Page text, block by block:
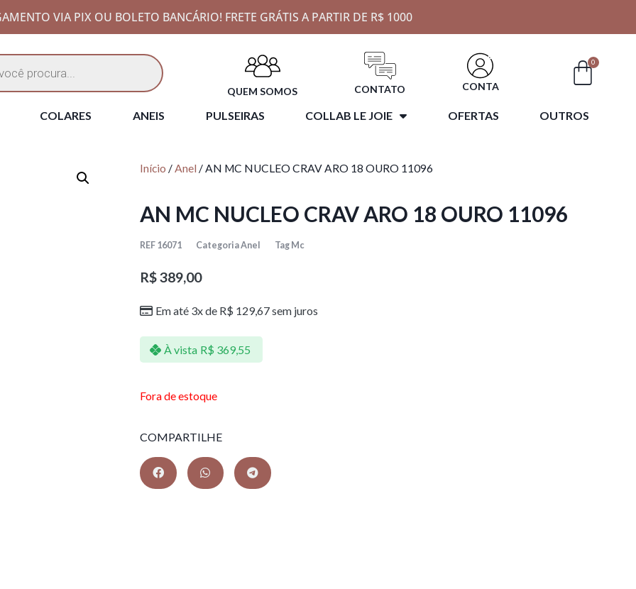
VIA PIX OU BOLETO BANCÁRIO! FRETE GRÁTIS A PARTIR DE R$ 1000
QUEM SOMOS CONTATO CONTA
0
COLARES ANEIS PULSEIRAS COLLAB LE JOIE OFERTAS OUTROS
Início /Anel / AN MC NUCLEO CRAV ARO 18 OURO 11096
AN MC NUCLEO CRAV ARO 18 OURO 11096
REF 16071 CategoriaAnel Tag Mc
R$389,00
Em até 3x de R$ 129,67sem juros
À vista R$ 369,55
Fora de estoque
COMPARTILHE